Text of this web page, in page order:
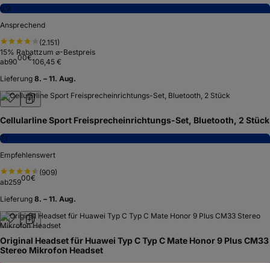
6,9
Ansprechend
(2.151)
15% Rabattzum ⌀-Bestpreis
ab9000€106,45 €
Lieferung 8. – 11. Aug.
Cellularline Sport Freisprecheinrichtungs-Set, Bluetooth, 2 Stück
7,1
Empfehlenswert
(909)
ab25900€
Lieferung 8. – 11. Aug.
Original Headset für Huawei Typ C Typ C Mate Honor 9 Plus CM33
Stereo Mikrofon Headset